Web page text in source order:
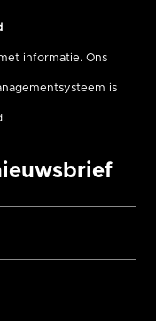
informatie. Ons
is